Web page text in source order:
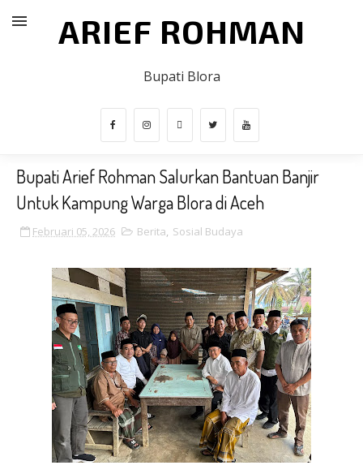
ARIEF ROHMAN
Bupati Blora
Bupati Arief Rohman Salurkan Bantuan Banjir
Untuk Kampung Warga Blora di Aceh
Februari 05, 2026 Berita, Sosial Budaya